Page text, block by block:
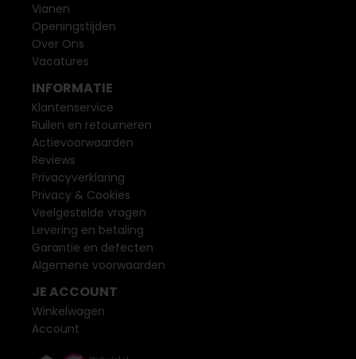
Vianen
Openingstijden
Over Ons
Vacatures
INFORMATIE
Klantenservice
Ruilen en retourneren
Actievoorwaarden
Reviews
Privacyverklaring
Privacy & Cookies
Veelgestelde vragen
Levering en betaling
Garantie en defecten
Algemene voorwaarden
JE ACCOUNT
Winkelwagen
Account